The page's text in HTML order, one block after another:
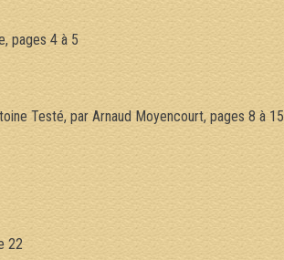
pages 4 à 5
Testé, par Arnaud Moyencourt, pages 8 à 15
22